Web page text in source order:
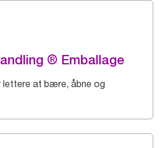
® Emballage
lettere at bære, åbne og